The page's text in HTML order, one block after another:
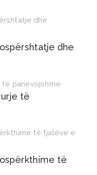
dhe
të
të